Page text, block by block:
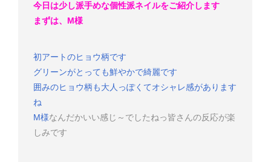
今日は少し派手めな個性派ネイルをご紹介します
まずは、M様
初アートのヒョウ柄です
グリーンがとっても鮮やかで綺麗です
囲みのヒョウ柄も大人っぽくてオシャレ感があります
ね
M様なんだかいい感じ～ でしたねっ皆さんの反応が楽
しみです